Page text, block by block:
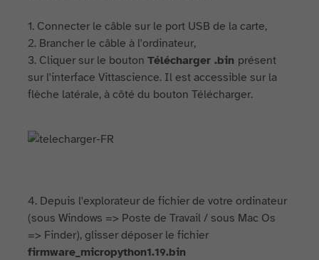
1. Connecter le câble sur le port USB de la carte,
2. Brancher le câble à l'ordinateur,
3. Cliquer sur le boutonTélécharger .bin présent
sur l'interface Vittascience. Il est accessible sur la
flèche latérale, à côté du bouton Télécharger.
4. Depuis l'explorateur de fichier de votre ordinateur
(sous Windows => Poste de Travail / sous Mac Os
=> Finder), glisser déposer le fichier
firmware_micropython1.19.bin